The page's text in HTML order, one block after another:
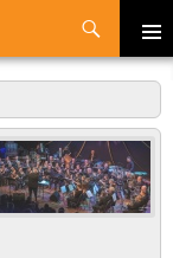
MENU